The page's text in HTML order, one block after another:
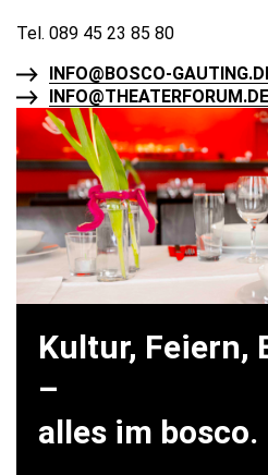
Tel. 089 45 23 85 80
INFO@BOSCO-
INFO@THEATERFORUM.DE
Kultur, Feiern,
–
alles im bosco.